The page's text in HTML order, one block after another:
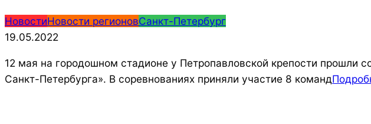
2022-
05-
НовостиНовости регионовСанкт-Петербург
19.05.2022
12 мая на городошном стадионе у Петропавловской крепости прошли
Санкт-Петербурга». В соревнованиях приняли участие 8 команд